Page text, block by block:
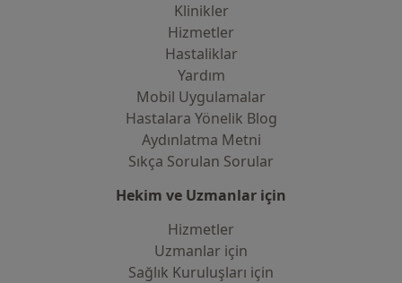
Klinikler
Hizmetler
Hastaliklar
Yardım
Mobil Uygulamalar
Hastalara Yönelik Blog
Aydınlatma Metni
Sıkça Sorulan Sorular
Hekim ve Uzmanlar için
Hizmetler
Uzmanlar için
Sağlık Kuruluşları için